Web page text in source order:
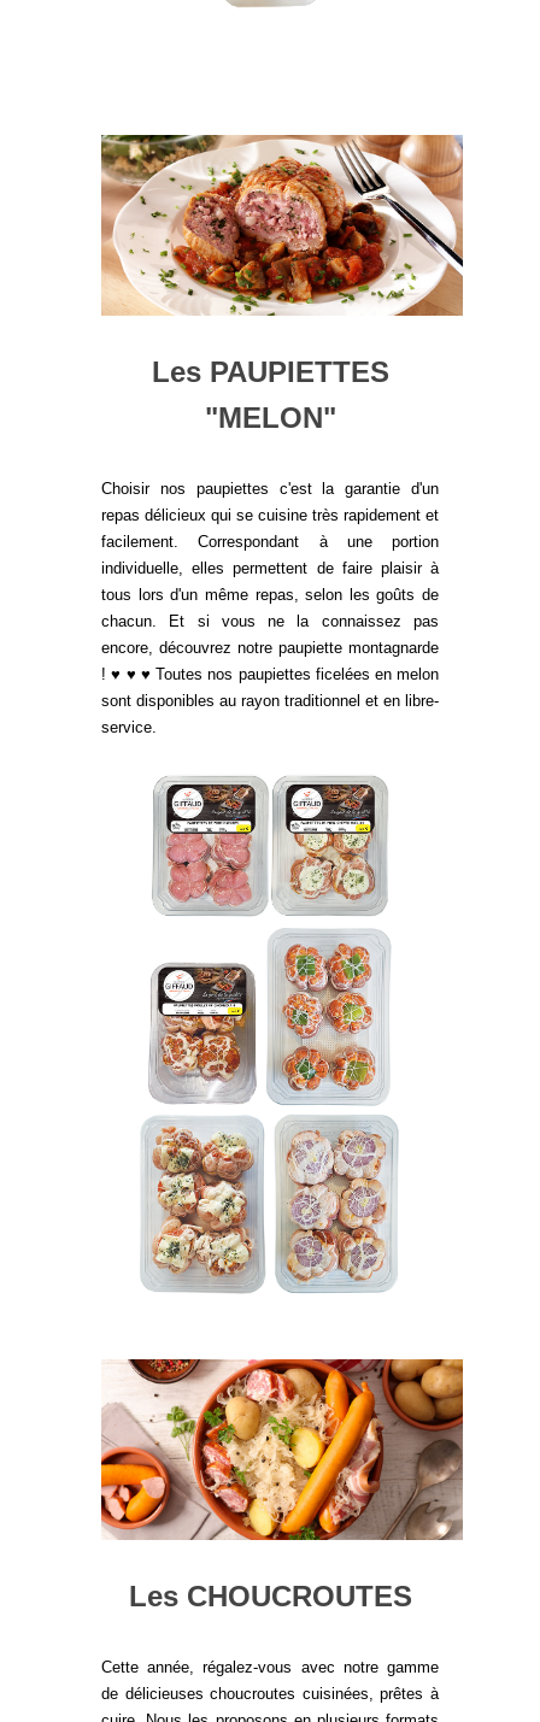
Les PAUPIETTES
"MELON"
Choisir nos paupiettes c'est la garantie d'un
repas délicieux qui se cuisine très rapidement et
facilement. Correspondant à une portion
individuelle, elles permettent de faire plaisir à
tous lors d'un même repas, selon les goûts de
chacun. Et si vous ne la connaissez pas
encore, découvrez notre paupiette montagnarde
! ♥ ♥ ♥ Toutes nos paupiettes ficelées en melon
sont disponibles au rayon traditionnel et en libre-
service.
Les CHOUCROUTES
Cette année, régalez-vous avec notre gamme
de délicieuses choucroutes cuisinées, prêtes à